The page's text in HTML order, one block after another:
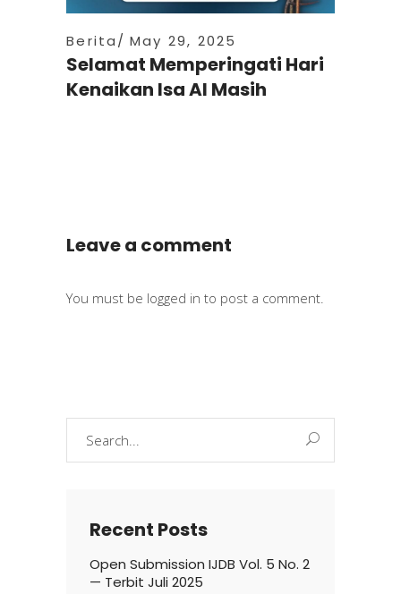
Berita May 29, 2025
Selamat Memperingati Hari
Kenaikan Isa Al Masih
Leave a comment
You must be logged in to post a comment.
Recent Posts
Open Submission IJDB Vol. 5 No. 2
— Terbit Juli 2025